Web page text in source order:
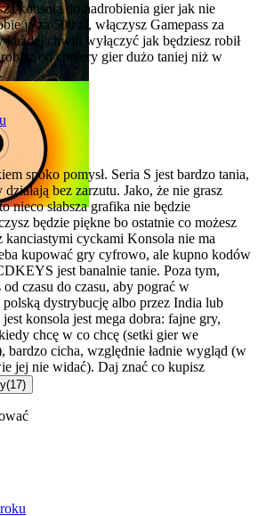
konsola do nadrobienia gier jak nie
ją za 500 zł, włączysz Gamepass za
każdej chwili wyłączyć jak będziesz robił
od cholery gier dużo taniej niż w
spoko pomysł. Seria S jest bardzo tania,
bez zarzutu. Jako, że nie grasz
nieco słabsza grafika nie będzie
będzie piękne bo ostatnie co możesz
kanciastymi cyckami Konsola nie ma
kupować gry cyfrowo, ale kupno kodów
jest banalnie tanie. Poza tym,
czasu do czasu, aby pograć w
polską dystrybucję albo przez India lub
konsola jest mega dobra: fajne gry,
chcę w co chcę (setki gier we
bardzo cicha, względnie ładnie wygląd (w
jej nie widać). Daj znać co kupisz
(17)